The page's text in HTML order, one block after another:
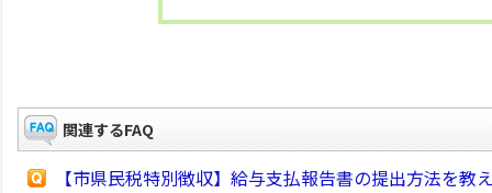
関連するFAQ
【市県民税特別徴収】給与支払報告書の提出方法を教